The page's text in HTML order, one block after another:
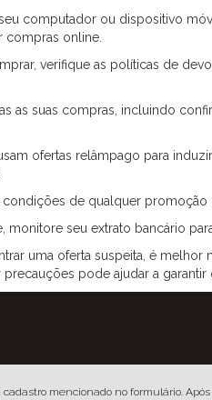
mencionado no formulário.
computador ou dispositivo
compras online.
verifique as políticas de
as suas compras, incluindo
ofertas relâmpago para
condições de qualquer promoção
seu extrato bancário
uma oferta suspeita, é
pode ajudar a